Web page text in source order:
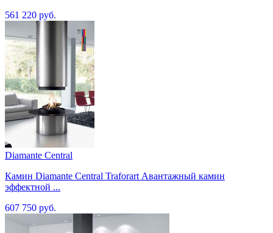
561 220 руб.
Diamante Central
Камин Diamante Central Traforart Авантажный камин
эффектной ...
607 750 руб.